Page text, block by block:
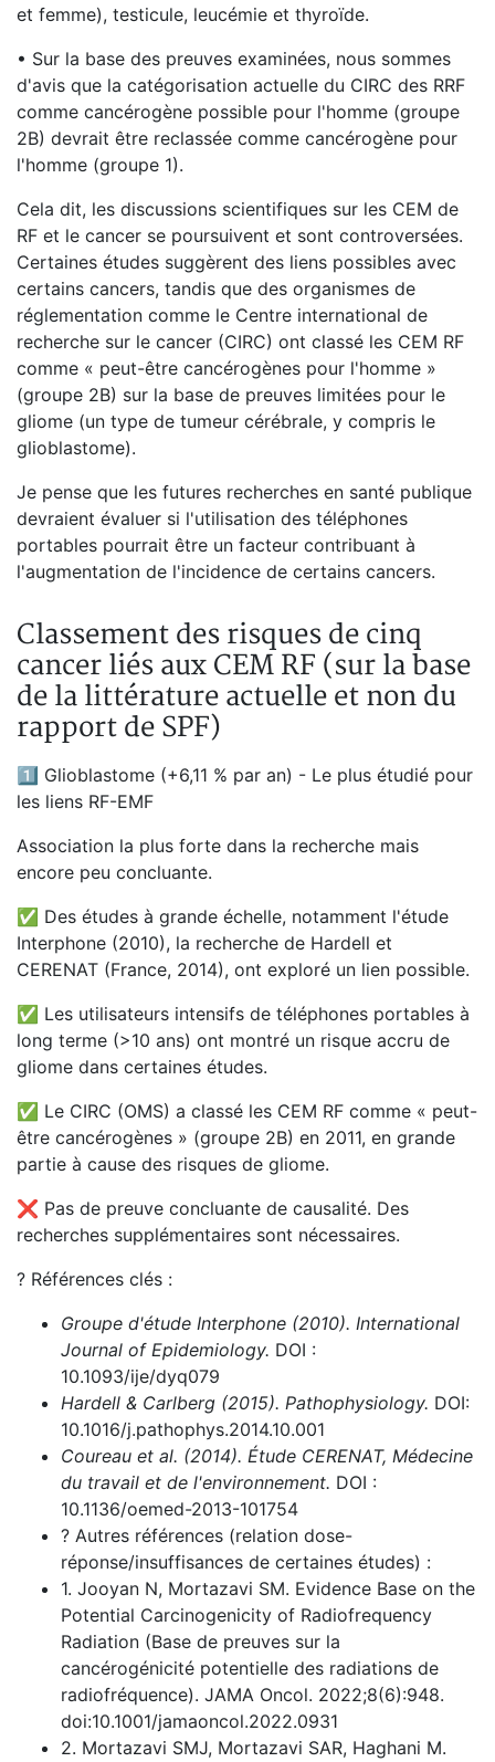
et femme), testicule, leucémie et thyroïde.
• Sur la base des preuves examinées, nous sommes
d'avis que la catégorisation actuelle du CIRC des RRF
comme cancérogène possible pour l'homme (groupe
2B) devrait être reclassée comme cancérogène pour
l'homme (groupe 1).
Cela dit, les discussions scientifiques sur les CEM de
RF et le cancer se poursuivent et sont controversées.
Certaines études suggèrent des liens possibles avec
certains cancers, tandis que des organismes de
réglementation comme le Centre international de
recherche sur le cancer (CIRC) ont classé les CEM RF
comme « peut-être cancérogènes pour l'homme »
(groupe 2B) sur la base de preuves limitées pour le
gliome (un type de tumeur cérébrale, y compris le
glioblastome).
Je pense que les futures recherches en santé publique
devraient évaluer si l'utilisation des téléphones
portables pourrait être un facteur contribuant à
l'augmentation de l'incidence de certains cancers.
Classement des risques de cinq
cancer liés aux CEM RF (sur la base
de la littérature actuelle et non du
rapport de SPF)
1️⃣ Glioblastome (+6,11 % par an) - Le plus étudié pour
les liens RF-EMF
Association la plus forte dans la recherche mais
encore peu concluante.
✅ Des études à grande échelle, notamment l'étude
Interphone (2010), la recherche de Hardell et
CERENAT (France, 2014), ont exploré un lien possible.
✅ Les utilisateurs intensifs de téléphones portables à
long terme (>10 ans) ont montré un risque accru de
gliome dans certaines études.
✅ Le CIRC (OMS) a classé les CEM RF comme « peut-
être cancérogènes » (groupe 2B) en 2011, en grande
partie à cause des risques de gliome.
❌ Pas de preuve concluante de causalité. Des
recherches supplémentaires sont nécessaires.
? Références clés :
Groupe d'étude Interphone (2010). International
Journal of Epidemiology. DOI :
10.1093/ije/dyq079
Hardell & Carlberg (2015). Pathophysiology. DOI:
10.1016/j.pathophys.2014.10.001
Coureau et al. (2014). Étude CERENAT, Médecine
du travail et de l'environnement. DOI :
10.1136/oemed-2013-101754
? Autres références (relation dose-
réponse/insuffisances de certaines études) :
1. Jooyan N, Mortazavi SM. Evidence Base on the
Potential Carcinogenicity of Radiofrequency
Radiation (Base de preuves sur la
cancérogénicité potentielle des radiations de
radiofréquence). JAMA Oncol. 2022;8(6):948.
doi:10.1001/jamaoncol.2022.0931
2. Mortazavi SMJ, Mortazavi SAR, Haghani M.